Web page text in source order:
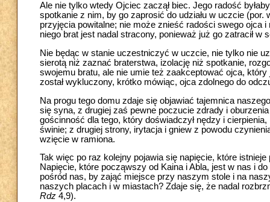
Ale nie tylko wtedy Ojciec zaczął biec. Jego radość
spotkanie z nim, by go zaprosić do udziału w uczcie
przyjęcia powitalne; nie może znieść radości swego ojca
niego brat jest nadal stracony, ponieważ już go zatracił w
Nie będąc w stanie uczestniczyć w uczcie, nie tylko nie
sierotą niż zaznać braterstwa, izolację niż spotkanie,
swojemu bratu, ale nie umie też zaakceptować ojca,
został wykluczony, krótko mówiąc, ojca zdolnego do
Na progu tego domu zdaje się objawiać tajemnica
się syna, z drugiej zaś pewne poczucie zdrady i
gościnność dla tego, który doświadczył nędzy i
świnie; z drugiej strony, irytacja i gniew z powodu
wzięcie w ramiona.
Tak więc po raz kolejny pojawia się napięcie, które
Napięcie, które począwszy od Kaina i Abla, jest w nas i
pośród nas, by zająć miejsce przy naszym stole i na
naszych placach i w miastach? Zdaje się, że nadal
Rdz 4,9).